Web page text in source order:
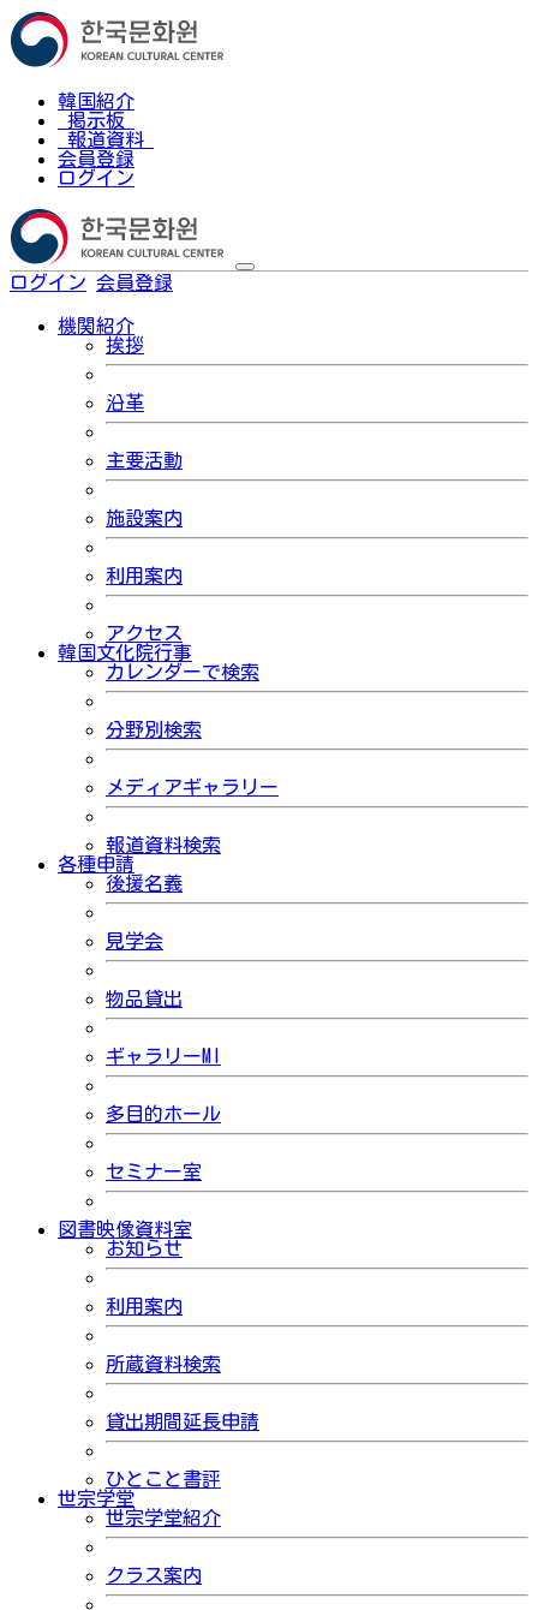
韓国紹介
掲示板
報道資料
会員登録
ログイン
ログイン 会員登録
機関紹介
挨拶
沿革
主要活動
施設案内
利用案内
アクセス
韓国文化院行事
カレンダーで検索
分野別検索
メディアギャラリー
報道資料検索
各種申請
後援名義
見学会
物品貸出
ギャラリーMI
多目的ホール
セミナー室
図書映像資料室
お知らせ
利用案内
所蔵資料検索
貸出期間延長申請
ひとこと書評
世宗学堂
世宗学堂紹介
クラス案内